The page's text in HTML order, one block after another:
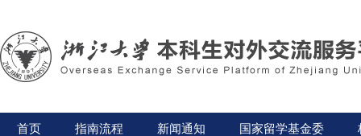
首页 指南流程 新闻通知 国家留学基金委